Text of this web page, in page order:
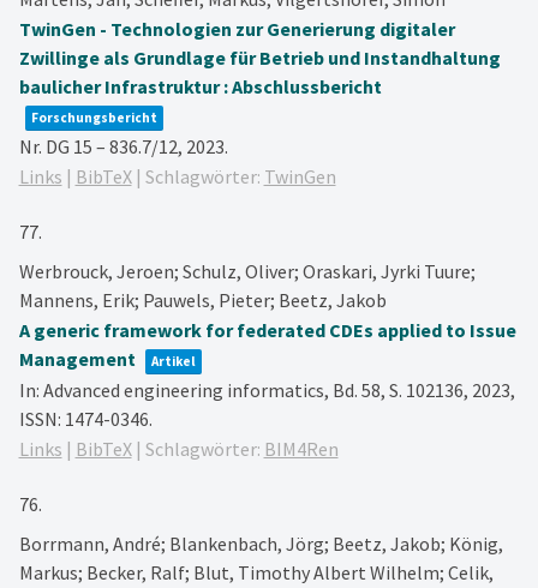
TwinGen - Technologien zur Generierung digitaler
Zwillinge als Grundlage für Betrieb und Instandhaltung
baulicher Infrastruktur : Abschlussbericht
Forschungsbericht
Nr. DG 15 – 836.7/12, 2023.
Links | BibTeX| Schlagwörter: TwinGen
77.
Werbrouck, Jeroen; Schulz, Oliver; Oraskari, Jyrki Tuure;
Mannens, Erik; Pauwels, Pieter; Beetz, Jakob
A generic framework for federated CDEs applied to Issue
Management
Artikel
In: Advanced engineering informatics, Bd. 58, S. 102136, 2023,
ISSN: 1474-0346.
Links | BibTeX| Schlagwörter: BIM4Ren
76.
Borrmann, André; Blankenbach, Jörg; Beetz, Jakob; König,
Markus; Becker, Ralf; Blut, Timothy Albert Wilhelm; Celik,